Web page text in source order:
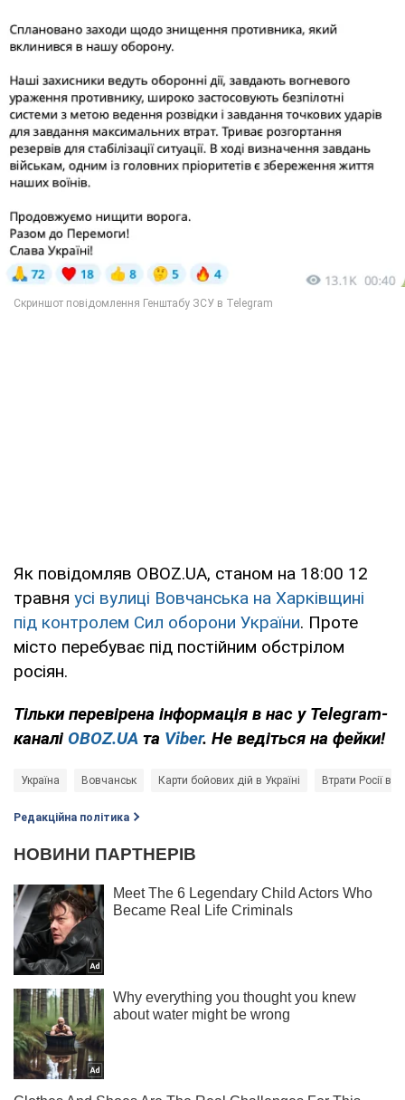
Як повідомляв OBOZ.UA, станом на 18:00 12
травня усі вулиці Вовчанська на Харківщині
під контролем Сил оборони України. Проте
місто перебуває під постійним обстрілом
росіян.
Тільки перевірена інформація в нас у Telegram-
каналі OBOZ.UA та Viber. Не ведіться на фейки!
Україна Вовчанськ Карти бойових дій в Україні Втрати Росії в
Редакційна політика